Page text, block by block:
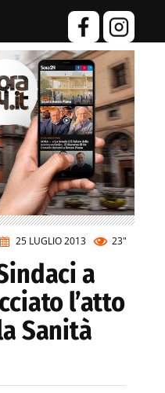
25 LUGLIO 2013 23"
a
l’atto
Sanità